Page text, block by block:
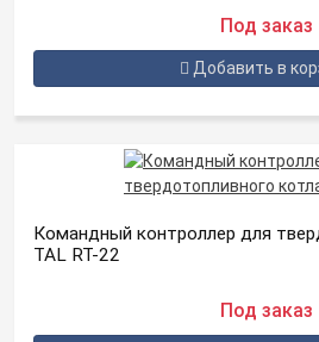
Под заказ
Добавить в
Командный контроллер для
TAL RT-22
Под заказ